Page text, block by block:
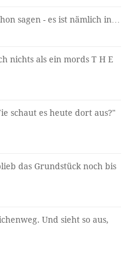
sagen - es ist nämlich in…
nichts als ein mords T H E
schaut es heute dort aus?"
das Grundstück noch bis
Und sieht so aus,